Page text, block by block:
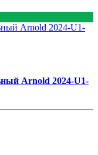
Arnold 2024-U1-